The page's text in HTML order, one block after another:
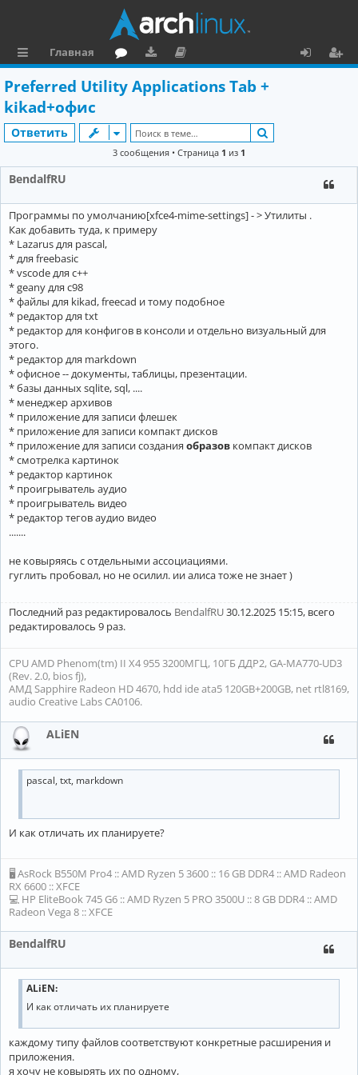
ы
л
и
Главная
ру
м
ру
зк
и
м
е
н
ц
а
Preferred Utility Applications Tab +
kikad+офис
Ответить
3 сообщения • Страница 1 из 1
BendalfRU
Программы по умолчанию[xfce4-mime-settings] - > Утилиты .
Как добавить туда, к примеру
* Lazarus для pascal,
* для freebasic
* vscode для с++
* geany для c98
* файлы для kikad, freecad и тому подобное
* редактор для txt
* редактор для конфигов в консоли и отдельно визуальный для
этого.
* редактор для markdown
* офисное -- документы, таблицы, презентации.
* базы данных sqlite, sql, ....
* менеджер архивов
* приложение для записи флешек
* приложение для записи компакт дисков
* приложение для записи создания образов компакт дисков
* смотрелка картинок
* редактор картинок
* проигрыватель аудио
* проигрыватель видео
* редактор тегов аудио видео
.......
не ковыряясь с отдельными ассоциациями.
гуглить пробовал, но не осилил. ии алиса тоже не знает )
Последний раз редактировалось BendalfRU30.12.2025 15:15, всего
редактировалось 9 раз.
CPU AMD Phenom(tm) II X4 955 3200МГЦ, 10ГБ ДДР2, GA-MA770-UD3
(Rev. 2.0, bios fj),
АМД Sapphire Radeon HD 4670, hdd ide ata5 120GB+200GB, net rtl8169,
audio Creative Labs CA0106.
ALiEN
pascal, txt, markdown
И как отличать их планируете?
🖥 AsRock B550M Pro4 :: AMD Ryzen 5 3600 :: 16 GB DDR4 :: AMD Radeon
RX 6600 :: XFCE
💻 HP EliteBook 745 G6 :: AMD Ryzen 5 PRO 3500U :: 8 GB DDR4 :: AMD
Radeon Vega 8 :: XFCE
BendalfRU
ALiEN:
И как отличать их планируете
каждому типу файлов соответствуют конкретные расширения и
приложения.
я хочу не ковырять их по одному,